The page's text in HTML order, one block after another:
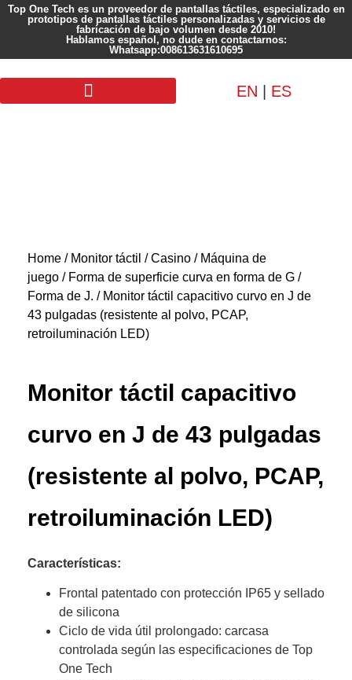
Top One Tech es un proveedor de pantallas táctiles, especializado en
prototipos de pantallas táctiles personalizadas y servicios de
fabricación de bajo volumen desde 2010!
Hablamos español, no dude en contactarnos:
Whatsapp:008613631610695
EN ES
Home / Monitor táctil /Casino / Máquina de
juego / Forma de superficie curva en forma de G /
Forma de J. / Monitor táctil capacitivo curvo en J de
43 pulgadas (resistente al polvo, PCAP,
retroiluminación LED)
Monitor táctil capacitivo
curvo en J de 43 pulgadas
(resistente al polvo, PCAP,
retroiluminación LED)
Características:
Frontal patentado con protección IP65 y sellado
de silicona
Ciclo de vida útil prolongado: carcasa
controlada según las especificaciones de Top
One Tech